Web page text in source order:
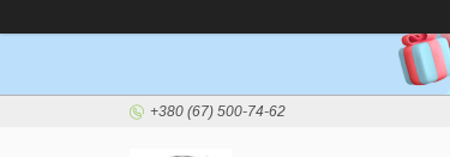
+380 (67) 500-74-62